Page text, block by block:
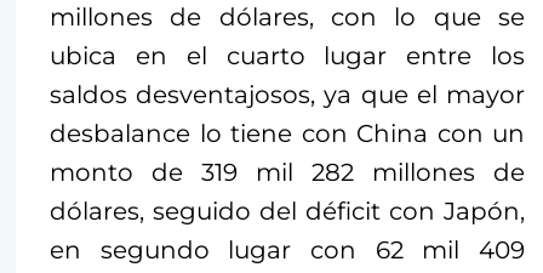
millones de dólares, con lo que se
ubica en el cuarto lugar entre los
saldos desventajosos, ya que el mayor
desbalance lo tiene con China con un
monto de 319 mil 282 millones de
dólares, seguido del déficit con Japón,
en segundo lugar con 62 mil 409